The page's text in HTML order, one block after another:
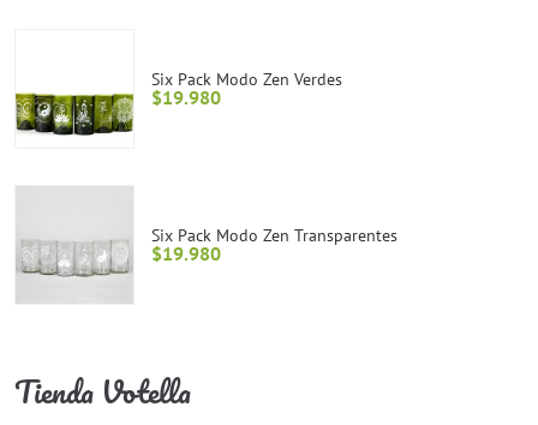
Six Pack Modo Zen Verdes
$19.980
Six Pack Modo Zen Transparentes
$19.980
Tienda Votella